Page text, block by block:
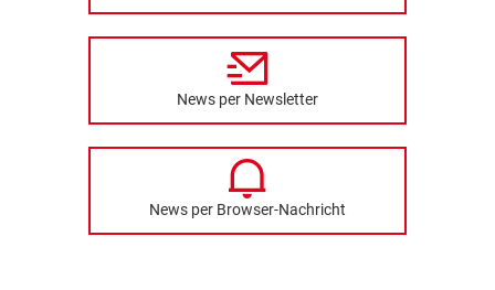
News per Newsletter
News per Browser-Nachricht